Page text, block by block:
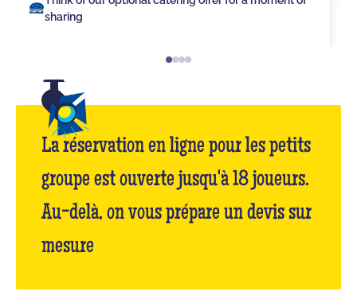
sharing
La réservation en ligne pour les petits
groupe est ouverte jusqu'à 18 joueurs.
Au-delà, on vous prépare un devis sur
mesure